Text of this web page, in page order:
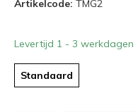
Artikelcode: TMG2
Levertijd 1 - 3 werkdagen
Standaard